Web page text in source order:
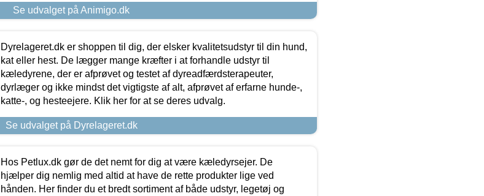
Se udvalget på Animigo.dk
Dyrelageret.dk er shoppen til dig, der elsker kvalitetsudstyr til din hund,
kat eller hest. De lægger mange kræfter i at forhandle udstyr til
kæledyrene, der er afprøvet og testet af dyreadfærdsterapeuter,
dyrlæger og ikke mindst det vigtigste af alt, afprøvet af erfarne hunde-,
katte-, og hesteejere. Klik her for at se deres udvalg.
Se udvalget på Dyrelageret.dk
Hos Petlux.dk gør de det nemt for dig at være kæledyrsejer. De
hjælper dig nemlig med altid at have de rette produkter lige ved
hånden. Her finder du et bredt sortiment af både udstyr, legetøj og